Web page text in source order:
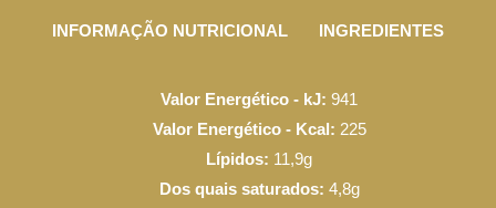
INFORMAÇÃO NUTRICIONAL INGREDIENTES
Valor Energético - kJ: 941
Valor Energético - Kcal: 225
Lípidos: 11,9g
Dos quais saturados: 4,8g